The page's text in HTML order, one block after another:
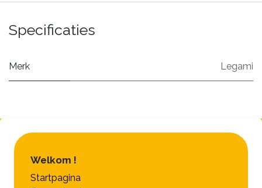
Specificaties
Merk Legami
Welkom !
Startpagina